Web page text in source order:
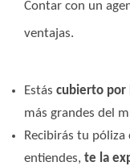
Contar con un
ventajas.
Estás cubierto por
más grandes del
Recibirás tu
entiendes, te la